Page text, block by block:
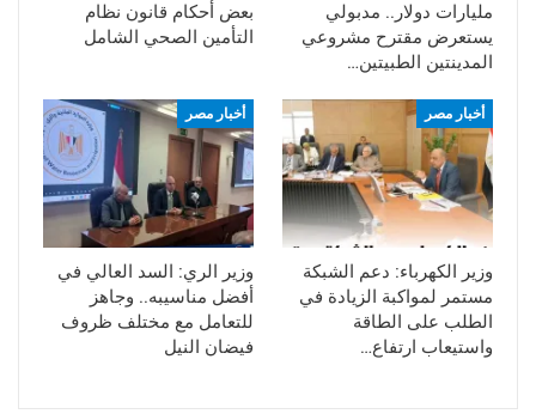
مليارات دولار.. مدبولي
يستعرض مقترح مشروعي
المدينتين الطبيتين…
بعض أحكام قانون نظام
التأمين الصحي الشامل
أخبار مصر
وزير الكهرباء: دعم الشبكة
مستمر لمواكبة الزيادة في
الطلب على الطاقة
واستيعاب ارتفاع…
أخبار مصر
وزير الري: السد العالي في
أفضل مناسيبه.. وجاهز
للتعامل مع مختلف ظروف
فيضان النيل